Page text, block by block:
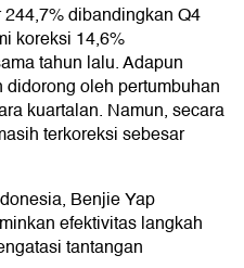
dibandingkan Q4
koreksi 14,6%
tahun lalu. Adapun
oleh pertumbuhan
kuartalan. Namun, secara
terkoreksi sebesar
Benjie Yap
efektivitas langkah
tantangan